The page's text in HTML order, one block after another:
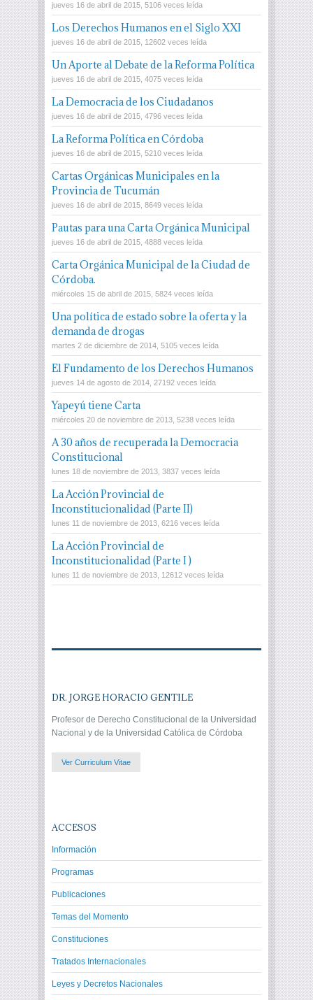
jueves 16 de abril de 2015, 5106 veces leída
Los Derechos Humanos en el Siglo XXI
jueves 16 de abril de 2015, 12602 veces leída
Un Aporte al Debate de la Reforma Política
jueves 16 de abril de 2015, 4075 veces leída
La Democracia de los Ciudadanos
jueves 16 de abril de 2015, 4796 veces leída
La Reforma Política en Córdoba
jueves 16 de abril de 2015, 5210 veces leída
Cartas Orgánicas Municipales en la
Provincia de Tucumán
jueves 16 de abril de 2015, 8649 veces leída
Pautas para una Carta Orgánica Municipal
jueves 16 de abril de 2015, 4888 veces leída
Carta Orgánica Municipal de la Ciudad de
Córdoba.
miércoles 15 de abril de 2015, 5824 veces leída
Una política de estado sobre la oferta y la
demanda de drogas
martes 2 de diciembre de 2014, 5105 veces leída
El Fundamento de los Derechos Humanos
jueves 14 de agosto de 2014, 27192 veces leída
Yapeyú tiene Carta
miércoles 20 de noviembre de 2013, 5238 veces leída
A 30 años de recuperada la Democracia
Constitucional
lunes 18 de noviembre de 2013, 3837 veces leída
La Acción Provincial de
Inconstitucionalidad (Parte II)
lunes 11 de noviembre de 2013, 6216 veces leída
La Acción Provincial de
Inconstitucionalidad (Parte I )
lunes 11 de noviembre de 2013, 12612 veces leída
DR. JORGE HORACIO GENTILE
Profesor de Derecho Constitucional de la Universidad
Nacional y de la Universidad Católica de Córdoba
Ver Curriculum Vitae
ACCESOS
Información
Programas
Publicaciones
Temas del Momento
Constituciones
Tratados Internacionales
Leyes y Decretos Nacionales